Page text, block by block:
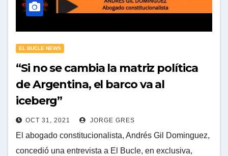
EL BUCLE NEWS
“Si no se cambia la matriz política
de Argentina, el barco va al
iceberg”
OCT 31, 2021 JORGE GRES
El abogado constitucionalista, Andrés Gil Dominguez,
concedió una entrevista a El Bucle, en exclusiva,